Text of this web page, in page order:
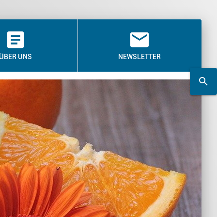
article
ÜBER UNS
email
NEWSLETTER
search